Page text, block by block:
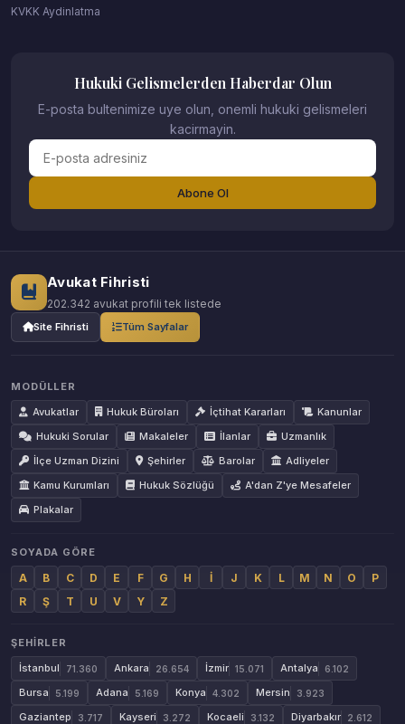
KVKK Aydinlatma
Hukuki Gelismelerden Haberdar Olun
E-posta bultenimize uye olun, onemli hukuki gelismeleri
kacirmayin.
Abone Ol
Avukat Fihristi
202.342 avukat profili tek listede
Site Fihristi Tüm Sayfalar
MODÜLLER
Avukatlar
Hukuk Büroları İçtihat Kararları
Kanunlar
Hukuki Sorular
Makaleler İlanlar
Uzmanlık
İlçe Uzman Dizini
Şehirler Barolar
Adliyeler
Kamu Kurumları
Hukuk Sözlüğü
A'dan Z'ye Mesafeler
Plakalar
SOYADA GÖRE
A B C D E F G H İ J K L M N O
P
R
Ş T U V Y Z
ŞEHIRLER
İstanbul
71.360 Ankara 26.654 İzmir 15.071 Antalya 6.102
Bursa 5.199 Adana 5.169 Konya 4.302 Mersin 3.923
Gaziantep 3.717 Kayseri 3.272 Kocaeli 3.132 Diyarbakır 2.612